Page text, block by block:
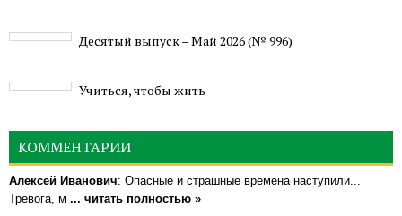
Деcятый выпуск – Май 2026 (№ 996)
Учиться, чтобы жить
КОММЕНТАРИИ
Алексей Иванович: Опасные и страшные времена наступили...
Тревога, м ... читать полностью »